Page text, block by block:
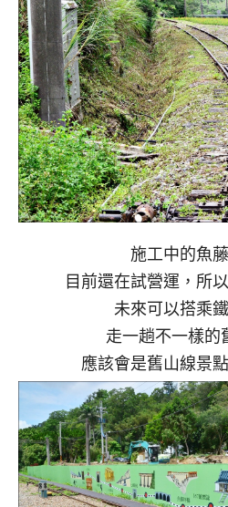
施工中的魚
目前還在試營運，所
未來可以搭乘
走一趟不一樣的
應該會是舊山線景